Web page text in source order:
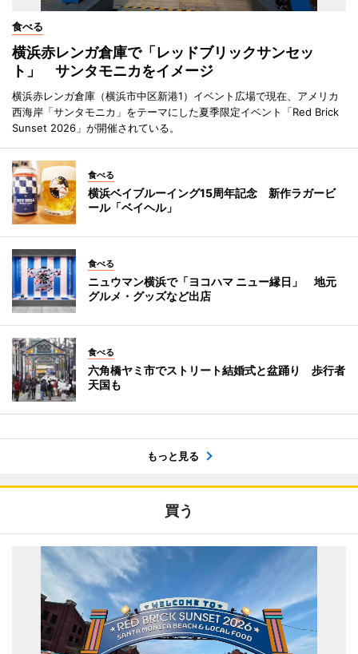
食べる
横浜赤レンガ倉庫で「レッドブリックサンセッ
ト」 サンタモニカをイメージ
横浜赤レンガ倉庫（横浜市中区新港1）イベント広場で現在、アメリカ
西海岸「サンタモニカ」をテーマにした夏季限定イベント「Red Brick
Sunset 2026」が開催されている。
食べる
横浜ベイブルーイング15周年記念 新作ラガービ
ール「ベイヘル」
食べる
ニュウマン横浜で「ヨコハマ ニュー縁日」 地元
グルメ・グッズなど出店
食べる
六角橋ヤミ市でストリート結婚式と盆踊り 歩行者
天国も
もっと見る
買う